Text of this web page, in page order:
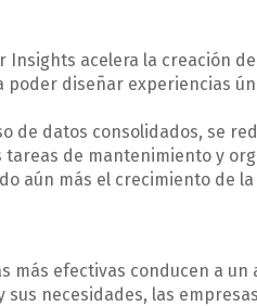
Insights acelera la creación
diseñar experiencias
de datos consolidados, se
de mantenimiento y
aún más el crecimiento de
más efectivas conducen a
necesidades, las